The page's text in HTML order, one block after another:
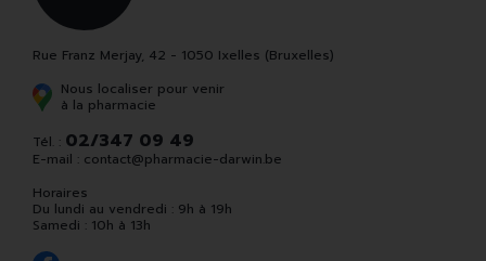
Rue Franz Merjay, 42 - 1050 Ixelles (Bruxelles)
Nous localiser pour venir
à la pharmacie
Tél. : 02/347 09 49
E-mail : contact@pharmacie-darwin.be
Horaires
Du lundi au vendredi : 9h à 19h
Samedi : 10h à 13h